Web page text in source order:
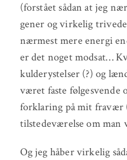
(forstået sådan at jeg
gener og virkelig
nærmest mere energi
er det noget modsat…
kulderystelser (?) og
været faste følgesvende
forklaring på mit fravær
tilstedeværelse om man
Og jeg håber virkelig